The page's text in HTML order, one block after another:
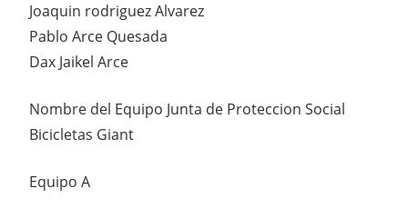
Joaquin rodriguez Alvarez
Pablo Arce Quesada
Dax Jaikel Arce
Nombre del Equipo Junta de Proteccion Social
Bicicletas Giant
Equipo A